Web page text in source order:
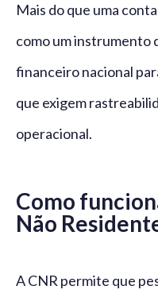
Mais do que uma
como um instrumento
financeiro nacional
que exigem
operacional.
Como
Não
A CNR permite que